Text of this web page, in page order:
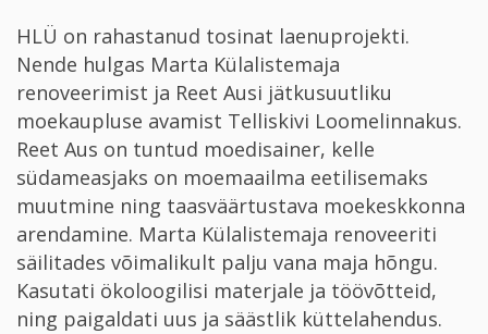
HLÜ on rahastanud tosinat laenuprojekti.
Nende hulgas Marta Külalistemaja
renoveerimist ja Reet Ausi jätkusuutliku
moekaupluse avamist Telliskivi Loomelinnakus.
Reet Aus on tuntud moedisainer, kelle
südameasjaks on moemaailma eetilisemaks
muutmine ning taasväärtustava moekeskkonna
arendamine. Marta Külalistemaja renoveeriti
säilitades võimalikult palju vana maja hõngu.
Kasutati ökoloogilisi materjale ja töövõtteid,
ning paigaldati uus ja säästlik küttelahendus.